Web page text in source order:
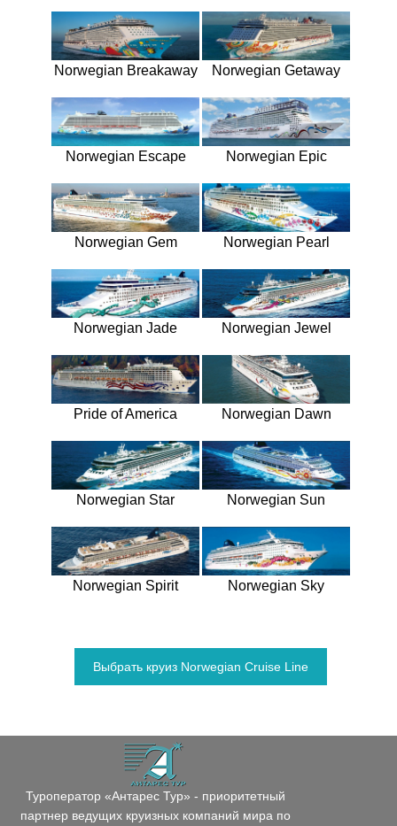
Norwegian Breakaway Norwegian Getaway
Norwegian Escape Norwegian Epic
Norwegian Gem Norwegian Pearl
Norwegian Jade Norwegian Jewel
Pride of America Norwegian Dawn
Norwegian Star Norwegian Sun
Norwegian Spirit Norwegian Sky
Выбрать круиз Norwegian Cruise Line
Туроператор «Антарес Тур» - приоритетный
партнер ведущих круизных компаний мира по